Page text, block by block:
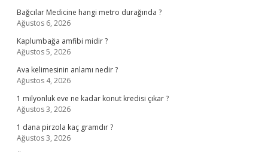
Bağcılar Medicine hangi metro durağında ?
Ağustos 6, 2026
Kaplumbağa amfibi midir ?
Ağustos 5, 2026
Ava kelimesinin anlamı nedir ?
Ağustos 4, 2026
1 milyonluk eve ne kadar konut kredisi çıkar ?
Ağustos 3, 2026
1 dana pirzola kaç gramdır ?
Ağustos 3, 2026